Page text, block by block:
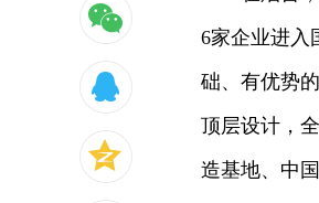
丰富的人力资源
强大的科技实力
深厚的文化底蕴
宜居的生活环境
6家企业进入
础、有优势
顶层设计，
造基地、中